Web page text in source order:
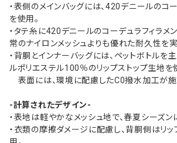
・表側のメインバッグには、420デニールのコ
を使用。
・タテ糸に420デニールのコーデュラフィラメ
常のナイロンメッシュよりも優れた耐久性を実
・背胴とインナーバッグには、ペットボトルを
ルポリエステル100％のリップストップ生地を
表面には、環境に配慮したC0撥水加工が施
-計算されたデザイン-
・表地は軽やかなメッシュ地で、春夏シーズン
・衣類の摩擦ダメージに配慮し、背胴側はリ